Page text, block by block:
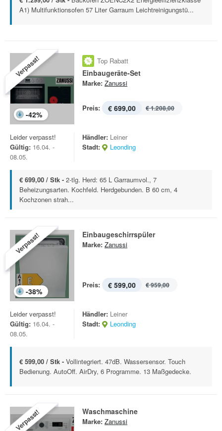
A1) Multifunktionsofen 57 Liter Garraum Leichtreinigungstü...
Verpasst!
-42%
Top Rabatt
Einbaugeräte-Set
Marke: Zanussi
Preis: € 699,00 € 1.208,00
Leider verpasst!
Gültig: 16.04. -
08.05.
Händler: Leiner
Stadt:
Leonding
€ 699,00 / Stk - 2-tlg. Herd: 65 L Garraumvol., 7
Beheizungsarten. Kochfeld. Herdgebunden. B 60 cm, 4
Kochzonen strah...
Verpasst!
-38%
Einbaugeschirrspüler
Marke: Zanussi
Preis: € 599,00 € 959,00
Leider verpasst!
Gültig: 16.04. -
08.05.
Händler: Leiner
Stadt:
Leonding
€ 599,00 / Stk - Vollintegriert. 47dB. Wassersensor. Touch
Bedienung. AutoOff. AirDry, 6 Programme. 13 Maßgedecke.
Verpasst! Waschmaschine
Marke: Zanussi